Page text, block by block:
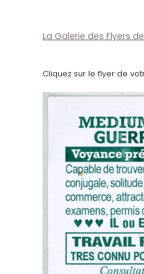
La Galerie des Flyers
Cliquez sur le flyer de